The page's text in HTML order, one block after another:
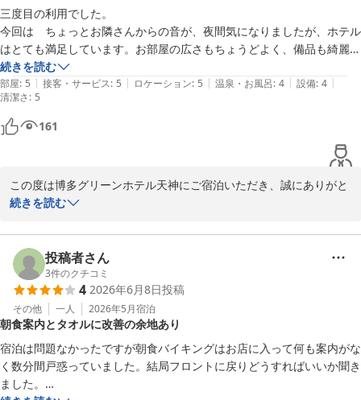
朝食会場が混雑していた際には、フロントスタッフのご案内につい
てお褒めの言葉をいただき、大変光栄に存じます。スタッフへの温
かいお褒めの言葉は、何よりの励みになります。
お部屋の清潔さや広さについてもご満足いただけたようで安心いた
しました。これからも快適にお過ごしいただけるホテルを目指し、
サービス向上に努めてまいります。
またお近くへお越しの際は、ぜひ当ホテルをご利用くださいませ。
スタッフ一同、心よりお待ちしております。
博多グリーンホテル天神
2026-07-24
三度目の利用でした。
今回は　ちょっとお隣さんからの音が、夜間気になりましたが、ホテル
はとても満足しています。お部屋の広さもちょうどよく、備品も綺麗で
す。フェイスタオルがもう一枚あると嬉しいです。
ロケーションがとても便利で、地下鉄出口からのアクセスが抜群です。
また、お世話になります。
続きを読む
部屋: 5 | 接客・サービス: 5 | ロケーション: 5 | 温泉・お風呂: 4 | 設備: 4 |
清潔さ: 5
161
この度は博多グリーンホテル天神にご宿泊いただき、誠にありがと
うございます。
また、お忙しい中、貴重なご意見をお寄せいただきましたこと、心
より御礼申し上げます。
この度で三度目のご利用とのこと、数あるホテルの中から繰り返し
当館をお選びいただき、大変光栄に存じます。
しかしながら、今回は隣室からの音によりご不便をおかけし、誠に
申し訳ございませんでした。快適にお過ごしいただける環境をご提
供できるよう、今後もより良いホテルづくりに努めてまいります。
続きを読む
投稿者さん
3件のクチコミ
4 2026年6月8日投稿
その他 一人 2026年5月宿泊
朝食案内とタオルに改善の余地あり
宿泊は問題なかったですが朝食バイキングはお店に入って何も案内がな
く数分間戸惑っていました。結局フロントに戻りどうすればいいか聞き
ました。